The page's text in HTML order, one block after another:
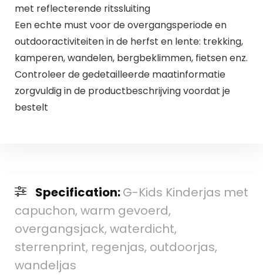
met reflecterende ritssluiting
Een echte must voor de overgangsperiode en
outdooractiviteiten in de herfst en lente: trekking,
kamperen, wandelen, bergbeklimmen, fietsen enz.
Controleer de gedetailleerde maatinformatie
zorgvuldig in de productbeschrijving voordat je
bestelt
Specification:G-Kids Kinderjas met
capuchon, warm gevoerd,
overgangsjack, waterdicht,
sterrenprint, regenjas, outdoorjas,
wandeljas